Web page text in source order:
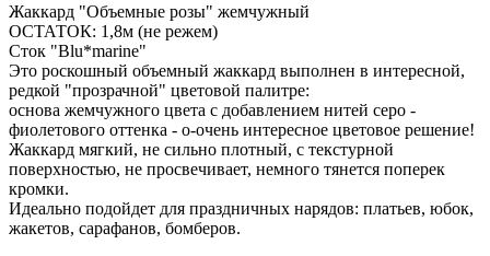
Жаккард "Объемные розы" жемчужный
ОСТАТОК: 1,8м (не режем)
Сток "Blu*marine"
Это роскошный объемный жаккард выполнен в интересной,
редкой "прозрачной" цветовой палитре:
основа жемчужного цвета с добавлением нитей серо -
фиолетового оттенка - о-очень интересное цветовое решение!
Жаккард мягкий, не сильно плотный, с текстурной
поверхностью, не просвечивает, немного тянется поперек
кромки.
Идеально подойдет для праздничных нарядов: платьев, юбок,
жакетов, сарафанов, бомберов.